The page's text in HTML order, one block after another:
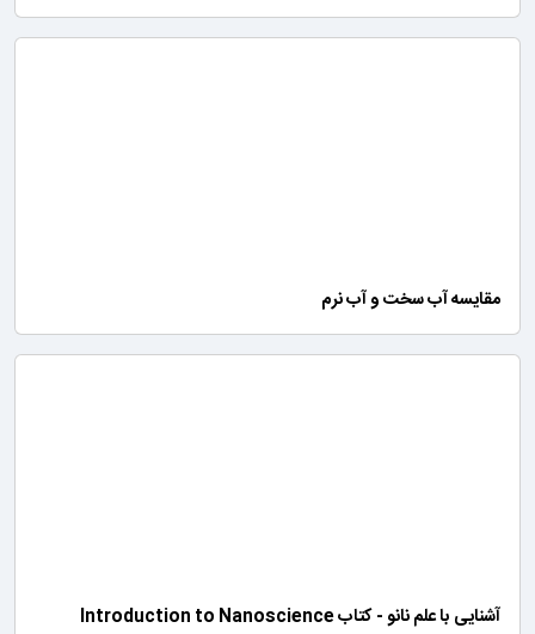
مقایسه آب سخت و آب نرم
آشنایی با علم نانو - کتاب Introduction to Nanoscience